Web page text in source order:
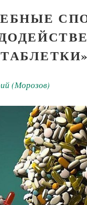
ТАБЛЕТКИ»
(Морозов)